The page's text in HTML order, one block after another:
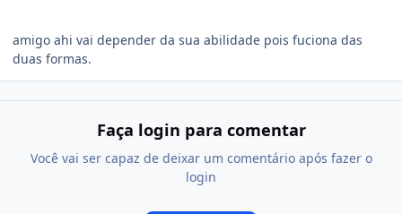
amigo ahi vai depender da sua abilidade pois fuciona das
duas formas.
Faça login para comentar
Você vai ser capaz de deixar um comentário após fazer o
login